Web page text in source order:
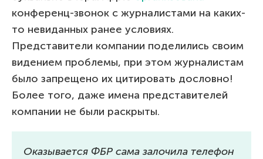
конференц-звонок с журналистами на каких-
то невиданных ранее условиях.
Представители компании поделились своим
видением проблемы, при этом журналистам
было запрещено их цитировать дословно!
Более того, даже имена представителей
компании не были раскрыты.
Оказывается ФБР сама залочила телефон